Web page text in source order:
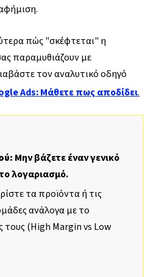
πώς "σκέφτεται" η
παραμυθιάζουν με
τον αναλυτικό οδηγό
Ads: Μάθετε πως αποδίδει.
Μην βάζετε έναν γενικό
λογαριασμό.
τα προϊόντα ή τις
ανάλογα με το
τους (High Margin vs Low